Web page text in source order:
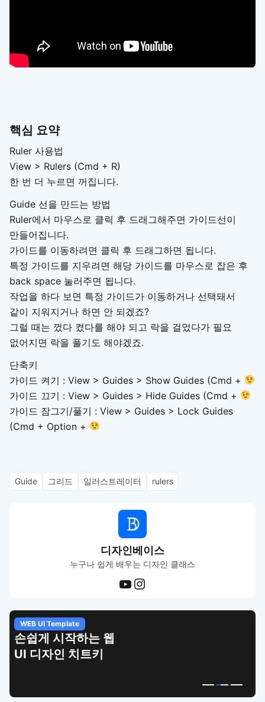
핵심 요약
Ruler 사용법
View > Rulers (Cmd + R)
한 번 더 누르면 꺼집니다.
Guide 선을 만드는 방법
Ruler에서 마우스로 클릭 후 드래그해주면 가이드선이
만들어집니다.
가이드를 이동하려면 클릭 후 드래그하면 됩니다.
특정 가이드를 지우려면 해당 가이드를 마우스로 잡은 후
back space 눌러주면 됩니다.​
작업을 하다 보면 특정 가이드가 이동하거나 선택돼서
같이 지워지거나 하면 안 되겠죠?
그럴 때는 껐다 켰다를 해야 되고 락을 걸었다가 필요
없어지면 락을 풀기도 해야겠죠.
단축키
가이드 켜기 : View > Guides > Show Guides (Cmd +
가이드 끄기 : View > Guides > Hide Guides (Cmd +
가이드 잠그기/풀기 : View > Guides > Lock Guides
(Cmd + Option +
Guide 그리드 일러스트레이터 rulers
디자인베이스
누구나 쉽게 배우는 디자인 클래스
WEB UI Template
손쉽게 시작하는 웹
UI 디자인 치트키